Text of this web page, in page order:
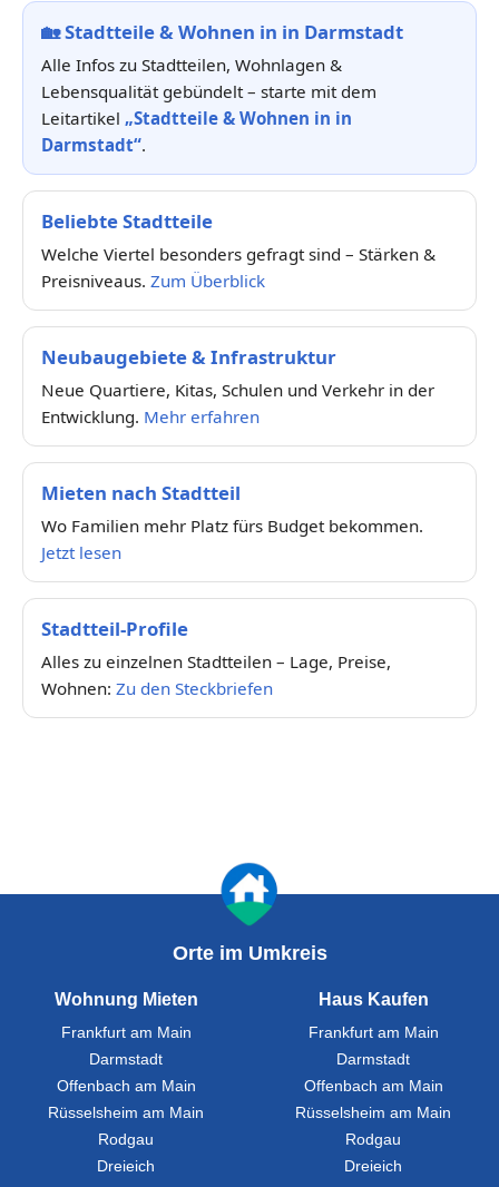
🏡Stadtteile & Wohnen in in Darmstadt
Alle Infos zu Stadtteilen, Wohnlagen &
Lebensqualität gebündelt – starte mit dem
Leitartikel „Stadtteile & Wohnen in in
Darmstadt“.
Beliebte Stadtteile
Welche Viertel besonders gefragt sind – Stärken &
Preisniveaus. Zum Überblick
Neubaugebiete & Infrastruktur
Neue Quartiere, Kitas, Schulen und Verkehr in der
Entwicklung. Mehr erfahren
Mieten nach Stadtteil
Wo Familien mehr Platz fürs Budget bekommen.
Jetzt lesen
Stadtteil-Profile
Alles zu einzelnen Stadtteilen – Lage, Preise,
Wohnen: Zu den Steckbriefen
Orte im Umkreis
Wohnung Mieten
Frankfurt am Main
Darmstadt
Offenbach am Main
Rüsselsheim am Main
Rodgau
Dreieich
Haus Kaufen
Frankfurt am Main
Darmstadt
Offenbach am Main
Rüsselsheim am Main
Rodgau
Dreieich